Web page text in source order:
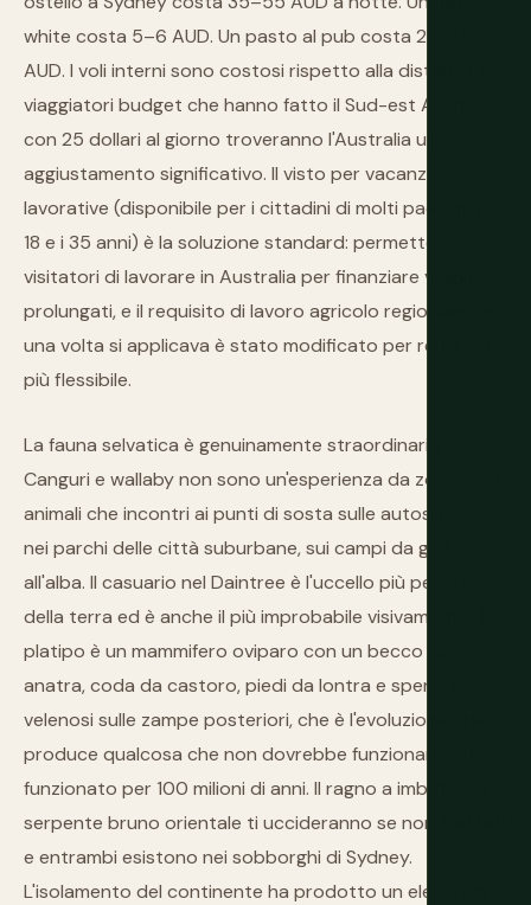
white costa 5–6 AUD. Un pasto al pub costa 22–35
AUD. I voli interni sono costosi rispetto alla distanza. I
viaggiatori budget che hanno fatto il Sud-est Asiatico
con 25 dollari al giorno troveranno l'Australia un
aggiustamento significativo. Il visto per vacanze
lavorative (disponibile per i cittadini di molti paesi tra i
18 e i 35 anni) è la soluzione standard: permette ai
visitatori di lavorare in Australia per finanziare viaggi
prolungati, e il requisito di lavoro agricolo regionale che
una volta si applicava è stato modificato per renderlo
più flessibile.
La fauna selvatica è genuinamente straordinaria.
Canguri e wallaby non sono un'esperienza da zoo: sono
animali che incontri ai punti di sosta sulle autostrade,
nei parchi delle città suburbane, sui campi da golf
all'alba. Il casuario nel Daintree è l'uccello più pericoloso
della terra ed è anche il più improbabile visivamente. Il
platipo è un mammifero oviparo con un becco da
anatra, coda da castoro, piedi da lontra e speroni
velenosi sulle zampe posteriori, che è l'evoluzione che
produce qualcosa che non dovrebbe funzionare e ha
funzionato per 100 milioni di anni. Il ragno a imbuto e il
serpente bruno orientale ti uccideranno se non trattati
e entrambi esistono nei sobborghi di Sydney.
L'isolamento del continente ha prodotto un elenco di